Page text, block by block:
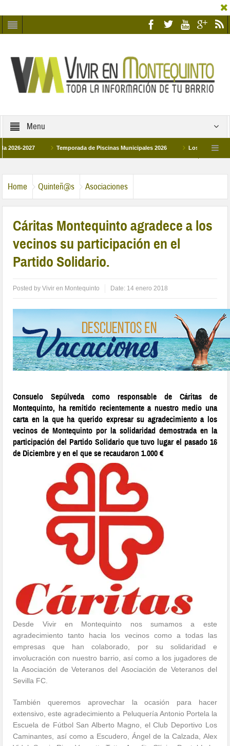
Menu
Temporada de Piscinas Municipales 2026 Los Campus de
Home Quinteñ@s Asociaciones
Cáritas Montequinto agradece a los
vecinos su participación en el
Partido Solidario.
Posted byVivir en Montequinto Date: 14 enero 2018
Consuelo Sepúlveda como responsable de Cáritas de
Montequinto, ha remitido recientemente a nuestro medio una
carta en la que ha querido expresar su agradecimiento a los
vecinos de Montequinto por la solidaridad demostrada en la
participación del Partido Solidario que tuvo lugar el pasado 16
de Diciembre y en el que se recaudaron 1.000 €
Desde Vivir en Montequinto nos sumamos a este
agradecimiento tanto hacia los vecinos como a todas las
empresas que han colaborado, por su solidaridad e
involucración con nuestro barrio, así como a los jugadores de
la Asociación de Veteranos del Asociación de Veteranos del
Sevilla FC.
También queremos aprovechar la ocasión para hacer
extensivo, este agradecimiento a Peluquería Antonio Portela la
Escuela de Fútbol San Alberto Magno, el Club Deportivo Los
Caminantes, así como a Escudero, Ángel de la Calzada, Alex